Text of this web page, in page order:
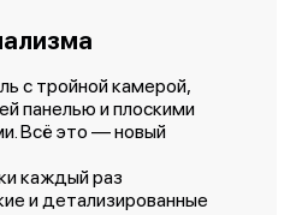
с тройной камерой,
панелью и плоскими
Всё это — новый
каждый раз
и детализированные